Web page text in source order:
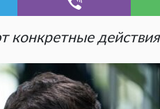
конкретные действия